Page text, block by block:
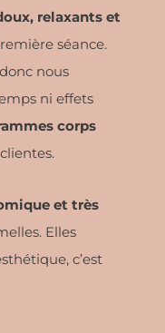
relaxants et
séance.
nous
ni effets
corps
et très
Elles
c’est